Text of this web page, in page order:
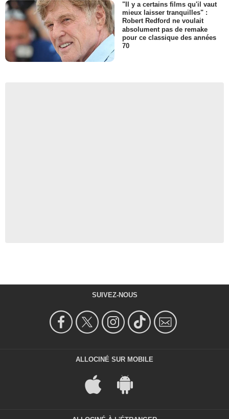
"Il y a certains films qu'il vaut
mieux laisser tranquilles" :
Robert Redford ne voulait
absolument pas de remake
pour ce classique des années
70
SUIVEZ-NOUS
ALLOCINÉ SUR MOBILE